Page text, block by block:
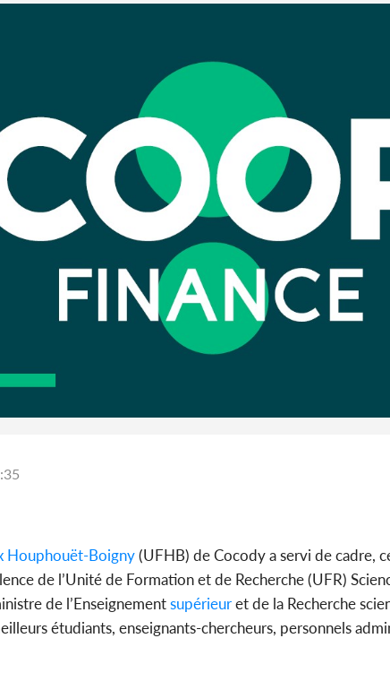
Houphouët-Boigny(UFHB) de Cocody a servi de cadre,
de l’Unité de Formation et de Recherche (UFR)
de l’Enseignementsupérieuret de la Recherche
étudiants, enseignants-chercheurs, personnels